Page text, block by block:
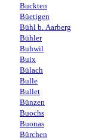
Buckten
Büetigen
Bühl b. Aarberg
Bühler
Buhwil
Buix
Bülach
Bulle
Bullet
Bünzen
Buochs
Buonas
Bürchen